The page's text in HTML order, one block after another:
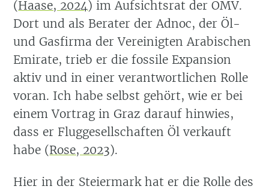
(Haase, 2024) im Aufsichtsrat der OMV.
Dort und als Berater der Adnoc, der Öl-
und Gasfirma der Vereinigten Arabischen
Emirate, trieb er die fossile Expansion
aktiv und in einer verantwortlichen Rolle
voran. Ich habe selbst gehört, wie er bei
einem Vortrag in Graz darauf hinwies,
dass er Fluggesellschaften Öl verkauft
habe (Rose, 2023).
Hier in der Steiermark hat er die Rolle des